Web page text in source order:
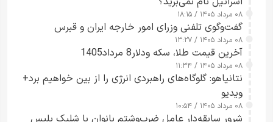
۰۸ مرداد ۱۴۰۵ / ۱۸:۱۵
گفت‌وگوی تلفنی وزرای امور خارجه ایران و قبرس
۰۸ مرداد ۱۴۰۵ / ۱۳:۲۷
آخرین قیمت طلا، سکه ودلار8 مرداد1405
۰۸ مرداد ۱۴۰۵ / ۱۱:۳۴
نتانیاهو: گلوگاه‌های راهبردی انرژی را از بین خواهیم برد+
ویدیو
۰۸ مرداد ۱۴۰۵ / ۱۰:۵۴
شرور سابقه‌دار عامل ضرب‌وشتم بانوان با شلیک پلیس